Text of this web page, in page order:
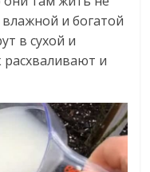
и богатой
в сухой и
расхваливают и